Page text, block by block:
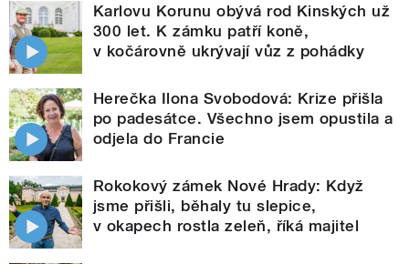
Karlovu Korunu obývá rod Kinských už
300 let. K zámku patří koně,
v kočárovně ukrývají vůz z pohádky
Herečka Ilona Svobodová: Krize přišla
po padesátce. Všechno jsem opustila a
odjela do Francie
Rokokový zámek Nové Hrady: Když
jsme přišli, běhaly tu slepice,
v okapech rostla zeleň, říká majitel